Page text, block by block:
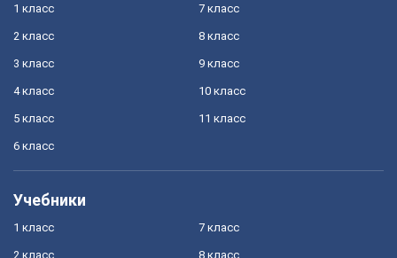
1 класс
2 класс
3 класс
4 класс
5 класс
6 класс
7 класс
8 класс
9 класс
10 класс
11 класс
Учебники
1 класс
2 класс
7 класс
8 класс